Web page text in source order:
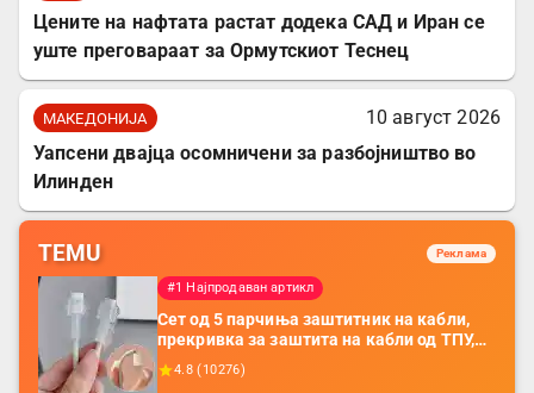
Цените на нафтата растат додека САД и Иран се
уште преговараат за Ормутскиот Теснец
МАКЕДОНИЈА
10 август 2026
Уапсени двајца осомничени за разбојништво во
Илинден
TEMU Реклама
#1 Најпродаван артикл
Сет од 5 парчиња заштитник на кабли,
прекривка за заштита на кабли од ТПУ,
додатоци за заштита на кабли, без
батерија, за мобилни телефони, комплет
4.8 ( 10276)